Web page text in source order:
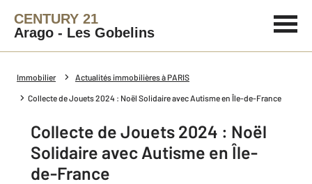
CENTURY 21
Arago - Les Gobelins
Immobilier Actualités immobilières à PARIS
Collecte de Jouets 2024 : Noël Solidaire avec Autisme en Île-de-France
Collecte de Jouets 2024 : Noël
Solidaire avec Autisme en Île-
de-France